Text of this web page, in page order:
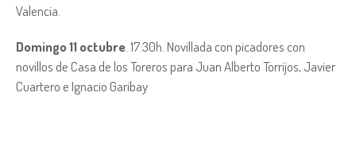
Valencia.
Domingo 11 octubre . 17:30h. Novillada con picadores con
novillos de Casa de los Toreros para Juan Alberto Torrijos, Javier
Cuartero e Ignacio Garibay